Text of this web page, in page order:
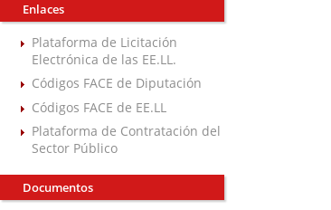
Enlaces
Plataforma de Licitación
Electrónica de las EE.LL.
Códigos FACE de Diputación
Códigos FACE de EE.LL
Plataforma de Contratación del
Sector Público
Documentos